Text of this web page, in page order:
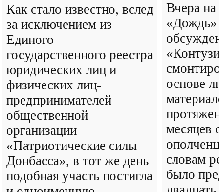
Как стало известно, вслед
за исключением из
Единого
государственного реестра
юридических лиц и
физических лиц-
предпринимателей
общественной
организации
«Патриотические силы
Донбасса», в тот же день
подобная участь постигла
Вчера на
«Дождь»
основе
месяцев
словам
было